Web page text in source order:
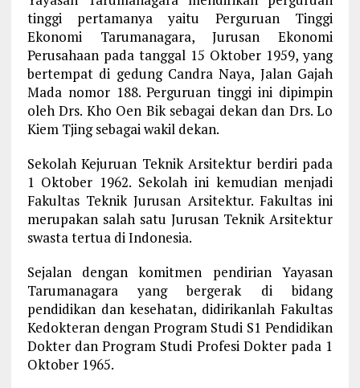
tinggi pertamanya yaitu Perguruan Tinggi
Ekonomi Tarumanagara, Jurusan Ekonomi
Perusahaan pada tanggal 15 Oktober 1959, yang
bertempat di gedung Candra Naya, Jalan Gajah
Mada nomor 188. Perguruan tinggi ini dipimpin
oleh Drs. Kho Oen Bik sebagai dekan dan Drs. Lo
Kiem Tjing sebagai wakil dekan.
Sekolah Kejuruan Teknik Arsitektur berdiri pada
1 Oktober 1962. Sekolah ini kemudian menjadi
Fakultas Teknik Jurusan Arsitektur. Fakultas ini
merupakan salah satu Jurusan Teknik Arsitektur
swasta tertua di Indonesia.
Sejalan dengan komitmen pendirian Yayasan
Tarumanagara yang bergerak di bidang
pendidikan dan kesehatan, didirikanlah Fakultas
Kedokteran dengan Program Studi S1 Pendidikan
Dokter dan Program Studi Profesi Dokter pada 1
Oktober 1965.